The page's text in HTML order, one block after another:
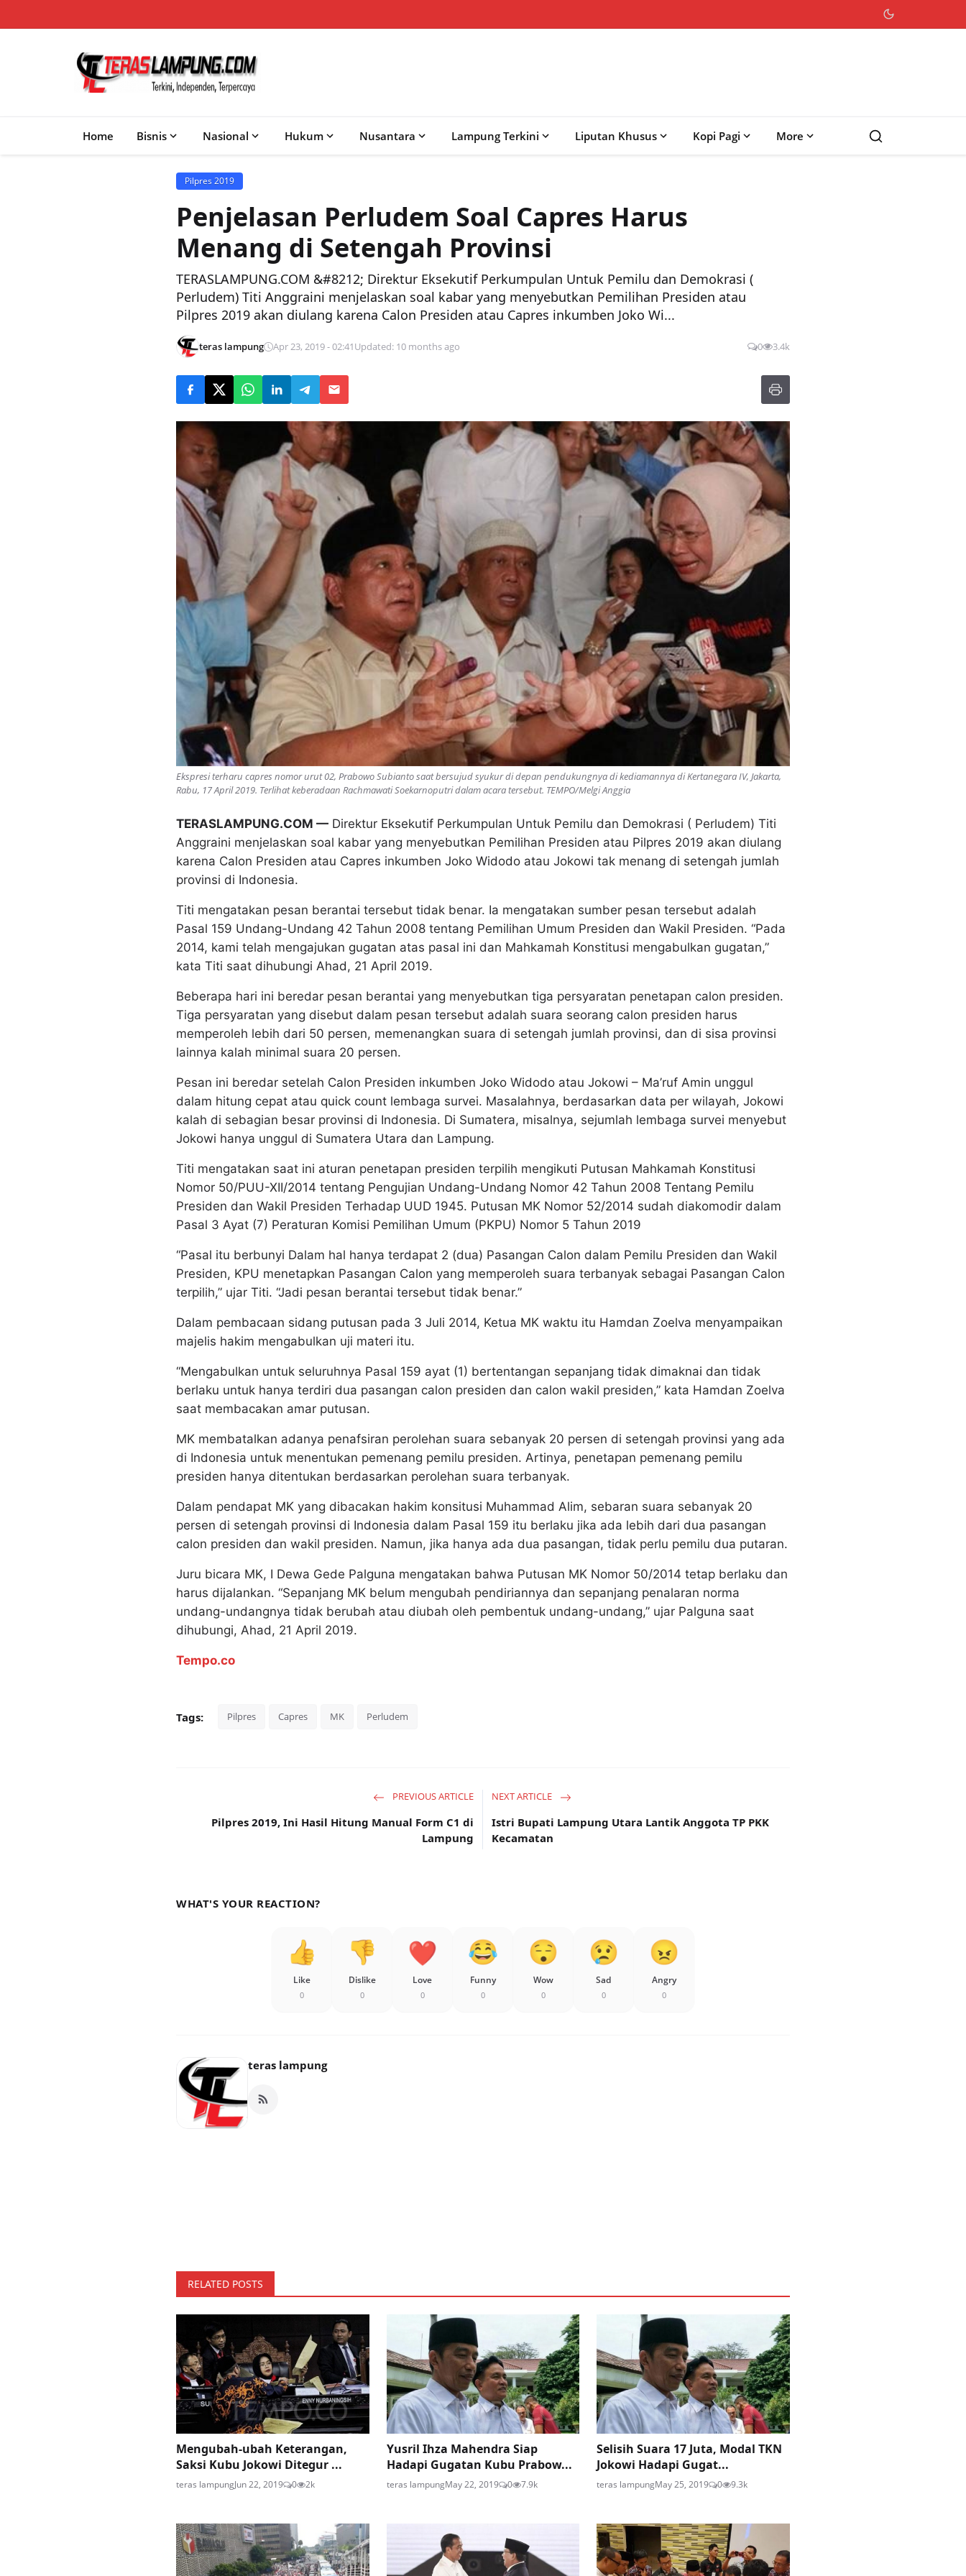
Home Bisnis Nasional Hukum Nusantara Lampung Terkini Liputan Khusus Kopi Pagi More
Pilpres 2019
Penjelasan Perludem Soal Capres Harus
Menang di Setengah Provinsi
TERASLAMPUNG.COM &#8212; Direktur Eksekutif Perkumpulan Untuk Pemilu dan Demokrasi (
Perludem) Titi Anggraini menjelaskan soal kabar yang menyebutkan Pemilihan Presiden atau
Pilpres 2019 akan diulang karena Calon Presiden atau Capres inkumben Joko Wi...
teras lampung Apr 23, 2019 - 02:41Updated: 10 months ago 0 3.4k
Ekspresi terharu capres nomor urut 02, Prabowo Subianto saat bersujud syukur di depan pendukungnya di kediamannya di Kertanegara IV, Jakarta,
Rabu, 17 April 2019. Terlihat keberadaan Rachmawati Soekarnoputri dalam acara tersebut. TEMPO/Melgi Anggia
TERASLAMPUNG.COM — Direktur Eksekutif Perkumpulan Untuk Pemilu dan Demokrasi ( Perludem) Titi
Anggraini menjelaskan soal kabar yang menyebutkan Pemilihan Presiden atau Pilpres 2019 akan diulang
karena Calon Presiden atau Capres inkumben Joko Widodo atau Jokowi tak menang di setengah jumlah
provinsi di Indonesia.
Titi mengatakan pesan berantai tersebut tidak benar. Ia mengatakan sumber pesan tersebut adalah
Pasal 159 Undang-Undang 42 Tahun 2008 tentang Pemilihan Umum Presiden dan Wakil Presiden. “Pada
2014, kami telah mengajukan gugatan atas pasal ini dan Mahkamah Konstitusi mengabulkan gugatan,”
kata Titi saat dihubungi Ahad, 21 April 2019.
Beberapa hari ini beredar pesan berantai yang menyebutkan tiga persyaratan penetapan calon presiden.
Tiga persyaratan yang disebut dalam pesan tersebut adalah suara seorang calon presiden harus
memperoleh lebih dari 50 persen, memenangkan suara di setengah jumlah provinsi, dan di sisa provinsi
lainnya kalah minimal suara 20 persen.
Pesan ini beredar setelah Calon Presiden inkumben Joko Widodo atau Jokowi – Ma’ruf Amin unggul
dalam hitung cepat atau quick count lembaga survei. Masalahnya, berdasarkan data per wilayah, Jokowi
kalah di sebagian besar provinsi di Indonesia. Di Sumatera, misalnya, sejumlah lembaga survei menyebut
Jokowi hanya unggul di Sumatera Utara dan Lampung.
Titi mengatakan saat ini aturan penetapan presiden terpilih mengikuti Putusan Mahkamah Konstitusi
Nomor 50/PUU-XII/2014 tentang Pengujian Undang-Undang Nomor 42 Tahun 2008 Tentang Pemilu
Presiden dan Wakil Presiden Terhadap UUD 1945. Putusan MK Nomor 52/2014 sudah diakomodir dalam
Pasal 3 Ayat (7) Peraturan Komisi Pemilihan Umum (PKPU) Nomor 5 Tahun 2019
“Pasal itu berbunyi Dalam hal hanya terdapat 2 (dua) Pasangan Calon dalam Pemilu Presiden dan Wakil
Presiden, KPU menetapkan Pasangan Calon yang memperoleh suara terbanyak sebagai Pasangan Calon
terpilih,” ujar Titi. “Jadi pesan berantai tersebut tidak benar.”
Dalam pembacaan sidang putusan pada 3 Juli 2014, Ketua MK waktu itu Hamdan Zoelva menyampaikan
majelis hakim mengabulkan uji materi itu.
“Mengabulkan untuk seluruhnya Pasal 159 ayat (1) bertentangan sepanjang tidak dimaknai dan tidak
berlaku untuk hanya terdiri dua pasangan calon presiden dan calon wakil presiden,” kata Hamdan Zoelva
saat membacakan amar putusan.
MK membatalkan adanya penafsiran perolehan suara sebanyak 20 persen di setengah provinsi yang ada
di Indonesia untuk menentukan pemenang pemilu presiden. Artinya, penetapan pemenang pemilu
presiden hanya ditentukan berdasarkan perolehan suara terbanyak.
Dalam pendapat MK yang dibacakan hakim konsitusi Muhammad Alim, sebaran suara sebanyak 20
persen di setengah provinsi di Indonesia dalam Pasal 159 itu berlaku jika ada lebih dari dua pasangan
calon presiden dan wakil presiden. Namun, jika hanya ada dua pasangan, tidak perlu pemilu dua putaran.
Juru bicara MK, I Dewa Gede Palguna mengatakan bahwa Putusan MK Nomor 50/2014 tetap berlaku dan
harus dijalankan. “Sepanjang MK belum mengubah pendiriannya dan sepanjang penalaran norma
undang-undangnya tidak berubah atau diubah oleh pembentuk undang-undang,” ujar Palguna saat
dihubungi, Ahad, 21 April 2019.
Tempo.co
Tags: Pilpres Capres MK Perludem
PREVIOUS ARTICLE
Pilpres 2019, Ini Hasil Hitung Manual Form C1 di
Lampung
NEXT ARTICLE
Istri Bupati Lampung Utara Lantik Anggota TP PKK
Kecamatan
WHAT'S YOUR REACTION?
Like
0
Dislike
0
Love
0
Funny
0
Wow
0
Sad
0
Angry
0
teras lampung
RELATED POSTS
Mengubah-ubah Keterangan,
Saksi Kubu Jokowi Ditegur ...
teras lampungJun 22, 2019 0 2k
Yusril Ihza Mahendra Siap
Hadapi Gugatan Kubu Prabow...
teras lampungMay 22, 2019 0 7.9k
Selisih Suara 17 Juta, Modal TKN
Jokowi Hadapi Gugat...
teras lampungMay 25, 2019 0 9.3k